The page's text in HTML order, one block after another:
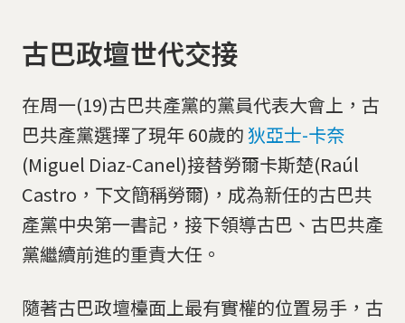
古巴政壇世代交接
在周一(19)古巴共產黨的黨員代表大會上，古
巴共產黨選擇了現年 60歲的 狄亞士-卡奈
(Miguel Diaz-Canel)接替勞爾卡斯楚(Raúl
Castro，下文簡稱勞爾)，成為新任的古巴共
產黨中央第一書記，接下領導古巴、古巴共產
黨繼續前進的重責大任。
隨著古巴政壇檯面上最有實權的位置易手，古